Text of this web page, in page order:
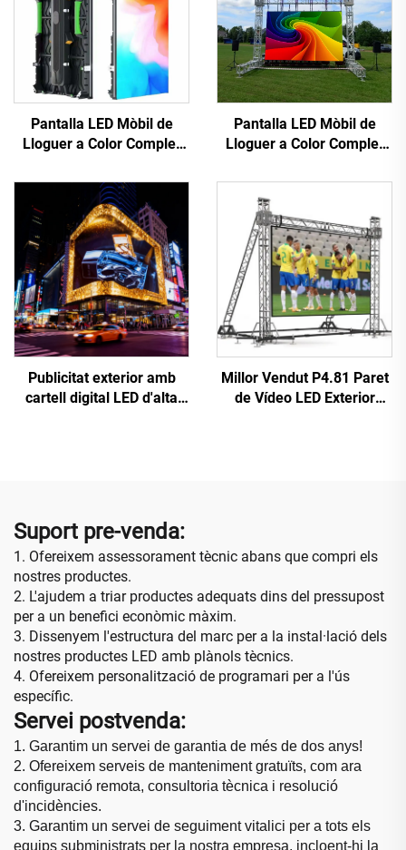
Pantalla LED Mòbil de
Lloguer a Color Complet
Il·luminació i Efectes
Visuals
Pantalla LED Mòbil de
Lloguer a Color Complet
Il·luminació i Efectes
Publicitat exterior amb
cartell digital LED d'alta
Millor Vendut P4.81 Paret
de Vídeo LED Exterior
Suport pre-venda:
1. Ofereixem assessorament tècnic abans que compri els
nostres productes.
2. L'ajudem a triar productes adequats dins del pressupost
per a un benefici econòmic màxim.
3. Dissenyem l'estructura del marc per a la instal·lació dels
nostres productes LED amb plànols tècnics.
4. Ofereixem personalització de programari per a l'ús
específic.
Servei postvenda:
1. Garantim un servei de garantia de més de dos anys!
2. Ofereixem serveis de manteniment gratuïts, com ara
configuració remota, consultoria tècnica i resolució
d'incidències.
3. Garantim un servei de seguiment vitalici per a tots els
equips subministrats per la nostra empresa, incloent-hi la